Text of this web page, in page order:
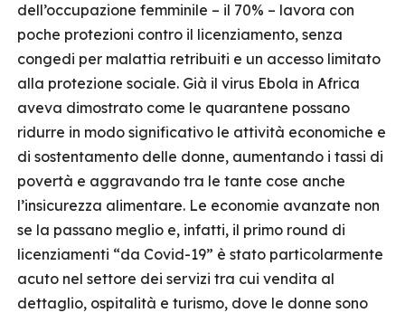
dell’occupazione femminile – il 70% – lavora con
poche protezioni contro il licenziamento, senza
congedi per malattia retribuiti e un accesso limitato
alla protezione sociale. Già il virus Ebola in Africa
aveva dimostrato come le quarantene possano
ridurre in modo significativo le attività economiche e
di sostentamento delle donne, aumentando i tassi di
povertà e aggravando tra le tante cose anche
l’insicurezza alimentare. Le economie avanzate non
se la passano meglio e, infatti, il primo round di
licenziamenti “da Covid-19” è stato particolarmente
acuto nel settore dei servizi tra cui vendita al
dettaglio, ospitalità e turismo, dove le donne sono